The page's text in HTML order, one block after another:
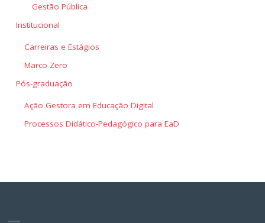
Gestão Pública
Institucional
Carreiras e Estágios
Marco Zero
Pós-graduação
Ação Gestora em Educação Digital
Processos Didático-Pedagógico para EaD